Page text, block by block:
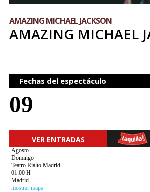
AMAZING MICHAEL JACKSON
AMAZING MICHAEL
Fechas del espectáculo
09
VER ENTRADAS
Agosto
Domingo
Teatro Rialto Madrid
01:00 H
Madrid
mostrar mapa